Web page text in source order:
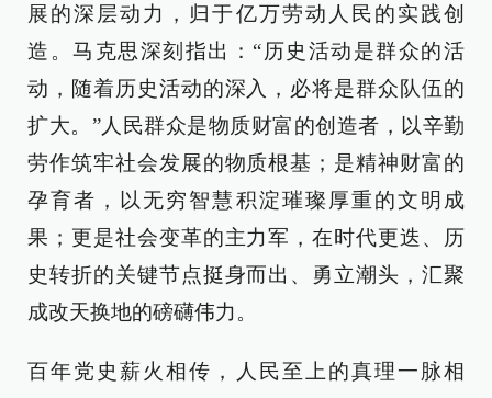
展的深层动力，归于亿万劳动人民的实践创
造。马克思深刻指出：“历史活动是群众的活
动，随着历史活动的深入，必将是群众队伍的
扩大。”人民群众是物质财富的创造者，以辛勤
劳作筑牢社会发展的物质根基；是精神财富的
孕育者，以无穷智慧积淀璀璨厚重的文明成
果；更是社会变革的主力军，在时代更迭、历
史转折的关键节点挺身而出、勇立潮头，汇聚
成改天换地的磅礴伟力。
百年党史薪火相传，人民至上的真理一脉相